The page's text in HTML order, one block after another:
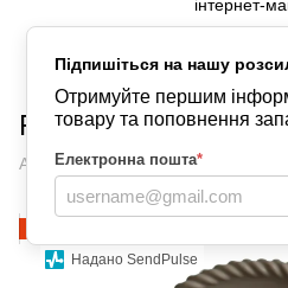
Підпишіться на нашу
Отримуйте першим
товару та поповнення
Електронна пошта*
Надано SendPulse
Пустушки FRIGG
Frigg Rope
Артикул:76851373 Написати